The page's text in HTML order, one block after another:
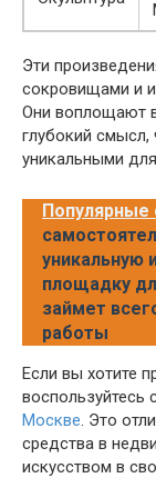
Эти
сокровищами и
Они воплощают
глубокий
уникальными
Популярные
уникальную
площадку
займет
работы
Если вы хотите
воспользуйтесь
Москве. Это
средства в
искусством в